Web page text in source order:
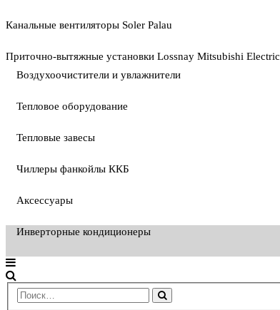
Канальные вентиляторы Soler Palau
Приточно-вытяжные установки Lossnay Mitsubishi Electric
Воздухоочистители и увлажнители
Тепловое оборудование
Тепловые завесы
Чиллеры фанкойлы ККБ
Аксессуары
Инверторные кондиционеры